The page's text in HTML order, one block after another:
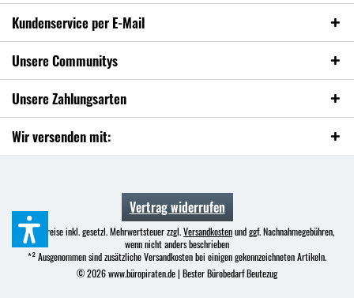
Kundenservice per E-Mail
Unsere Communitys
Unsere Zahlungsarten
Wir versenden mit:
Vertrag widerrufen
* Alle Preise inkl. gesetzl. Mehrwertsteuer zzgl.Versandkostenund ggf. Nachnahmegebühren,
wenn nicht anders beschrieben
*² Ausgenommen sind zusätzliche Versandkosten bei einigen gekennzeichneten Artikeln.
© 2026 www.büropiraten.de | Bester Bürobedarf Beutezug